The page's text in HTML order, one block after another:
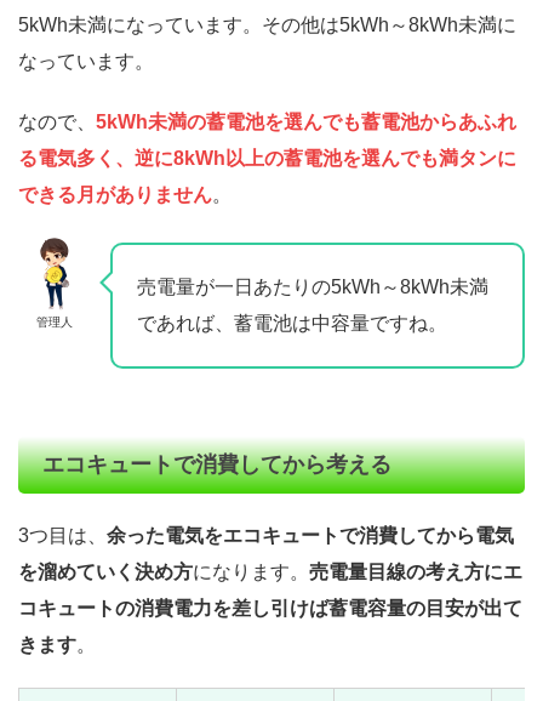
5kWh未満になっています。その他は5kWh～8kWh未満に
なっています。
なので、 5kWh未満の蓄電池を選んでも蓄電池からあふれ
る電気多く、逆に8kWh以上の蓄電池を選んでも満タンに
できる月がありません。
管理人
売電量が一日あたりの5kWh～8kWh未満
であれば、蓄電池は中容量ですね。
エコキュートで消費してから考える
3つ目は、 余った電気をエコキュートで消費してから電気
を溜めていく決め方になります。 売電量目線の考え方にエ
コキュートの消費電力を差し引けば蓄電容量の目安が出て
きます。